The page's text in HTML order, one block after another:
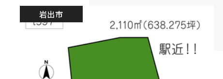
岩出市